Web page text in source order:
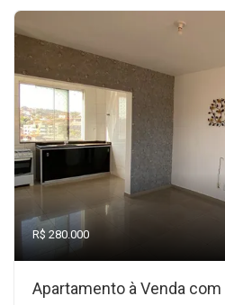
R$ 280.000
Apartamento à Venda